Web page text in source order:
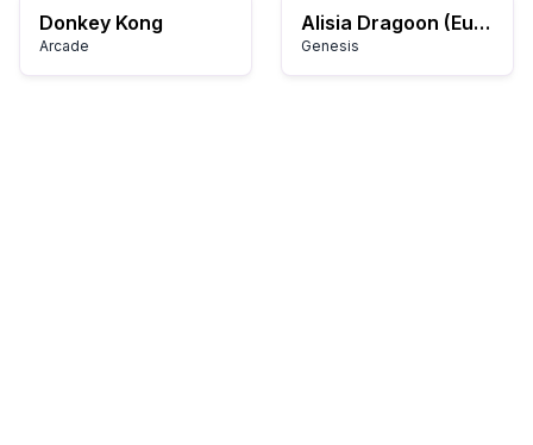
Donkey Kong
Arcade
Alisia Dragoon (Europe)
Genesis